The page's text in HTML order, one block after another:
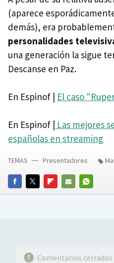
(aparece
demás), era
personalidades
una generación la sigue
Descanse en Paz.
En Espinof | El caso
En Espinof | Las mejores
españolas en streaming
FACEBOOKTWITTERFLIPBOARD
E-
WHATSAPP
TEMAS Presentadores
Comentarios cerrados